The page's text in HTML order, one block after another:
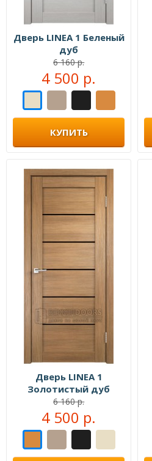
Дверь LINEA 1 Беленый
дуб
6 160 р.
4 500 р.
КУПИТЬ
Дверь LINEA 1
Золотистый дуб
6 160 р.
4 500 р.